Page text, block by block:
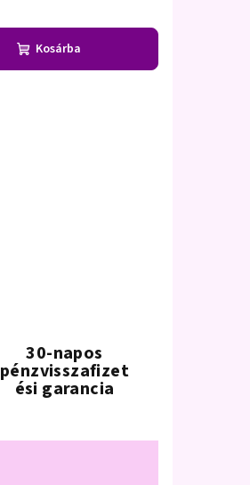
Kosárba
30-napos
pénzvisszafizet
ési garancia